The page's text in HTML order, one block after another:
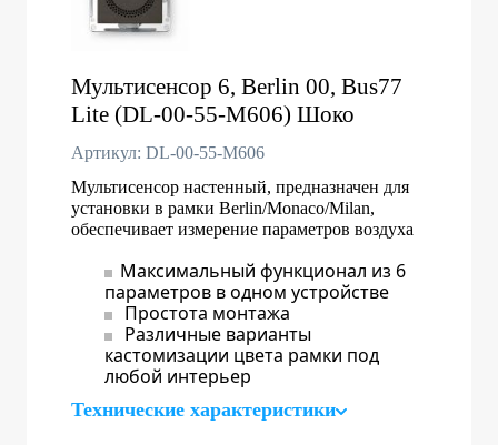
Мультисенсор 6, Berlin 00, Bus77
Lite (DL-00-55-М606) Шоко
Артикул: DL-00-55-M606
Мультисенсор настенный, предназначен для
установки в рамки Berlin/Monaco/Milan,
обеспечивает измерение параметров воздуха
Максимальный функционал из 6
параметров в одном устройстве
Простота монтажа
Различные варианты
кастомизации цвета рамки под
любой интерьер
Технические характеристики